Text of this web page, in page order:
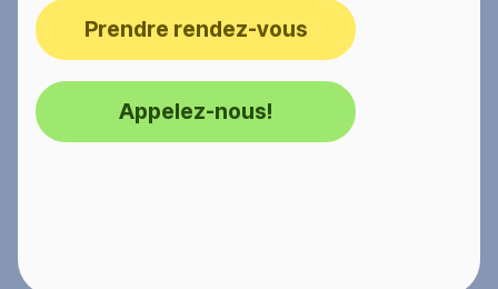
Prendre rendez-vous
Appelez-nous!